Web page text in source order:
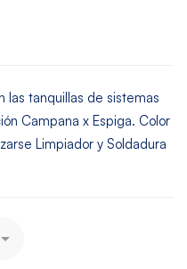
las tanquillas de sistemas
Campana x Espiga. Color
Limpiador y Soldadura